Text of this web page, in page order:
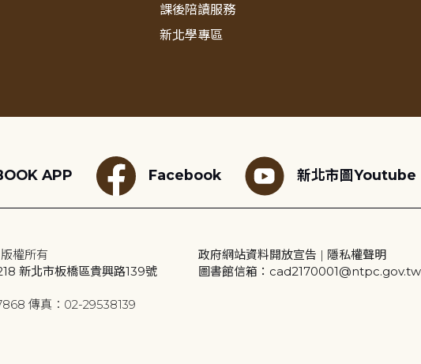
課後陪讀服務
新北學專區
APP Facebook 新北市圖Youtube
權所有
新北市板橋區貴興路139號
傳真：02-29538139
政府網站資料開放宣告 | 隱私權聲明
圖書館信箱：cad2170001@ntpc.gov.tw